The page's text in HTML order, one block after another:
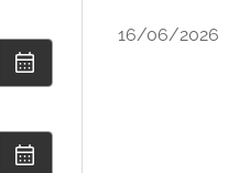
16/06/2026